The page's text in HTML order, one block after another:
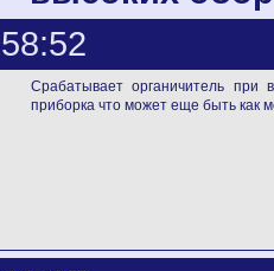
Срабатывает органичитель при
приборка что может еще быть как